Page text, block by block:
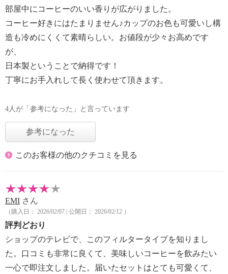
部屋中にコーヒーのいい香りが広がりました。
コーヒー好きにはたまりません♪カップのお色も可愛いし構
造も冷めにくくて素晴らしい。お値段が少々お高めです
が、
日本製ということで納得です！
丁寧にお手入れして長く使わせて頂きます。
4人が「参考になった」と言っています
参考になった
このお客様の他のクチコミを見る
EMI さん
（購入日： 2026/02/07 | 公開日： 2026/02/12 ）
評判どおり
ショップのテレビで、このフィルタータイプを知りまし
た。口コミも非常に良くて、美味しいコーヒーを飲みたい
一心で即注文しました。届いたセットはとても可愛くて、